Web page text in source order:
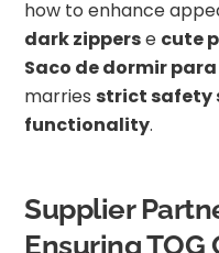
how to enhance
dark zipperse cute
Saco de dormir
marries strict safety
functionality.
Supplier
Ensuring